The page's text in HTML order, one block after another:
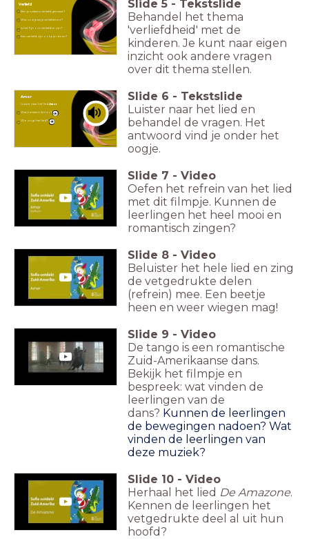
Verliefd
Ben je weleens verliefd geweest?
Wat voel je als je verliefd bent?
Is het fijn om verliefd te zijn?
Kan verliefd zijn ook pijn doen?
Slide 5 - Tekstslide
Behandel het thema
'verliefdheid' met de
kinderen. Je kunt naar eigen
inzicht ook andere vragen
over dit thema stellen.
Amor
Luister naar het lied Amor.
Wat betekent Amor?
Wie zingt het lied?
Slide 6 - Tekstslide
Luister naar het lied en
behandel de vragen. Het
antwoord vind je onder het
oogje.
Slide 7 - Video
Oefen het refrein van het lied
met dit filmpje. Kunnen de
leerlingen het heel mooi en
romantisch zingen?
Slide 8 - Video
Beluister het hele lied en zing
de vetgedrukte delen
(refrein) mee. Een beetje
heen en weer wiegen mag!
Slide 9 - Video
De tango is een romantische
Zuid-Amerikaanse dans.
Bekijk het filmpje en
bespreek: wat vinden de
leerlingen van de
dans? Kunnen de leerlingen
de bewegingen nadoen? Wat
vinden de leerlingen van
deze muziek?
Slide 10 - Video
Herhaal het lied De Amazone.
Kennen de leerlingen het
vetgedrukte deel al uit hun
hoofd?